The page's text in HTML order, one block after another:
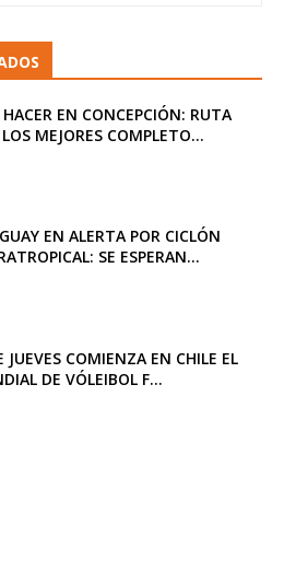
HACER EN CONCEPCIÓN: RUTA
MEJORES COMPLETO...
EN ALERTA POR CICLÓN
SE ESPERAN...
JUEVES COMIENZA EN CHILE EL
DE VÓLEIBOL F...